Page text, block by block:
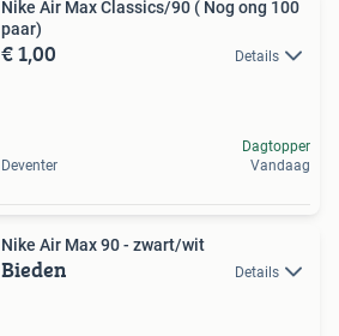
Nike Air Max Classics/90 ( Nog ong 100
paar)
€ 1,00 Details
Deventer
Dagtopper
Vandaag
Nike Air Max 90 - zwart/wit
Bieden Details